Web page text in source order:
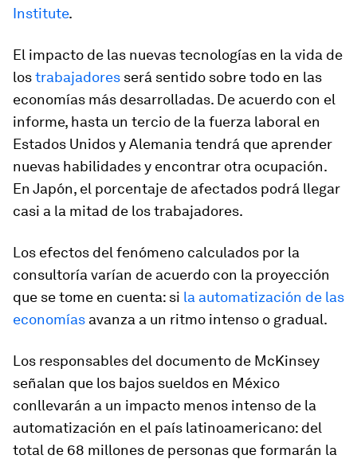
Institute.
El impacto de las nuevas tecnologías en la vida de
lostrabajadores será sentido sobre todo en las
economías más desarrolladas. De acuerdo con el
informe, hasta un tercio de la fuerza laboral en
Estados Unidos y Alemania tendrá que aprender
nuevas habilidades y encontrar otra ocupación.
En Japón, el porcentaje de afectados podrá llegar
casi a la mitad de los trabajadores.
Los efectos del fenómeno calculados por la
consultoría varían de acuerdo con la proyección
que se tome en cuenta: si la automatización de las
economías avanza a un ritmo intenso o gradual.
Los responsables del documento de McKinsey
señalan que los bajos sueldos en México
conllevarán a un impacto menos intenso de la
automatización en el país latinoamericano: del
total de 68 millones de personas que formarán la